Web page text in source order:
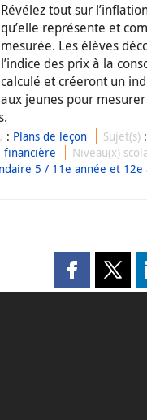
Révélez tout sur
qu’elle représente et
mesurée. Les élèves
l’indice des prix à la
calculé et créeront un
aux jeunes pour
: Plans de leçon Sujet(s) :
Niveau(x)
5 / 11e année et 12e
Partager